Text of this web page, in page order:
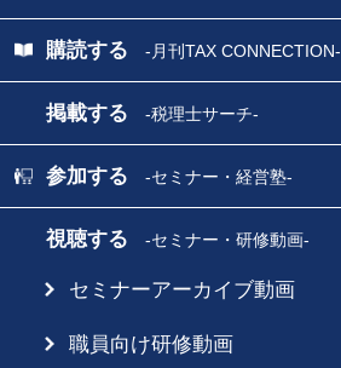
購読する -月刊TAX CONNECTION-
掲載する -税理士サーチ-
参加する -セミナー・経営塾-
視聴する -セミナー・研修動画-
セミナーアーカイブ動画
職員向け研修動画